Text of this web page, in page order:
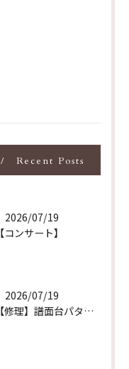
Recent Posts
2026/07/19
【コンサート】
2026/07/19
【修理】譜面台パタパタを改善！ストレス解消！